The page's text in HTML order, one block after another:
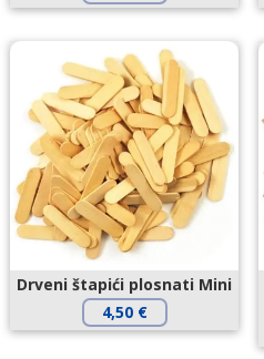
Drveni štapići plosnati Mini
4,50 €